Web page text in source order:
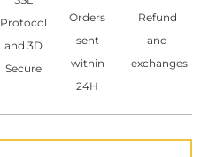
Protocol
and 3D
Secure
Orders
sent
within
24H
Refund
and
exchanges